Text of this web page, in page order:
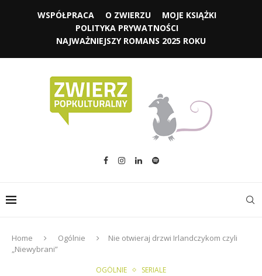
WSPÓŁPRACA O ZWIERZU
MOJE KSIĄŻKI
POLITYKA PRYWATNOŚCI
NAJWAŻNIEJSZY ROMANS 2025 ROKU
Home Ogólnie
Nie otwieraj drzwi Irlandczykom czyli
„Niewybrani”
OGÓLNIE SERIALE